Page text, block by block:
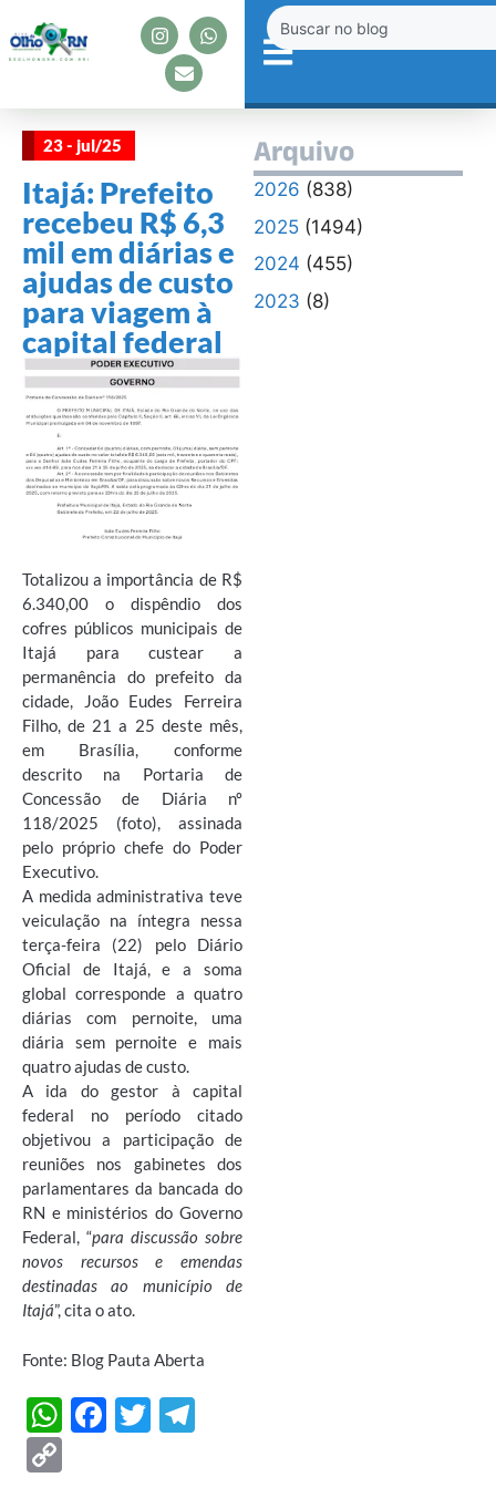
23 - jul/25
Itajá: Prefeito
recebeu R$ 6,3
mil em diárias e
ajudas de custo
para viagem à
capital federal
Totalizou a importância de R$
6.340,00 o dispêndio dos
cofres públicos municipais de
Itajá para custear a
permanência do prefeito da
cidade, João Eudes Ferreira
Filho, de 21 a 25 deste mês,
em Brasília, conforme
descrito na Portaria de
Concessão de Diária nº
118/2025 (foto), assinada
pelo próprio chefe do Poder
Executivo.
A medida administrativa teve
veiculação na íntegra nessa
terça-feira (22) pelo Diário
Oficial de Itajá, e a soma
global corresponde a quatro
diárias com pernoite, uma
diária sem pernoite e mais
quatro ajudas de custo.
A ida do gestor à capital
federal no período citado
objetivou a participação de
reuniões nos gabinetes dos
parlamentares da bancada do
RN e ministérios do Governo
Federal, “para discussão sobre
novos recursos e emendas
destinadas ao município de
Itajá”, cita o ato.
Fonte: Blog Pauta Aberta
W F
T
Arquivo
2026 (838)
2025(1494)
2024 (455)
2023 (8)